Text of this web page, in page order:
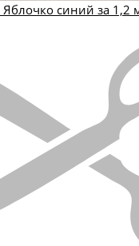
Яблочко синий за 1,2